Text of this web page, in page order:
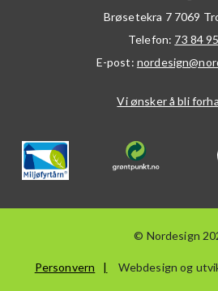
Brøsetekra 7 7069
Telefon: 73 84
E-post:
Vi ønsker å bli
© Nordesign
Personvern Webdesign og